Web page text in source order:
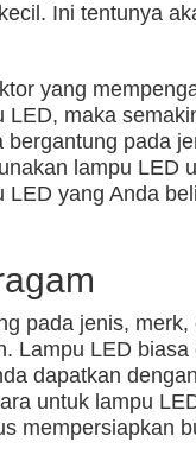
Ini tentunya
yang
LED, maka
pada
lampu LED
yang Anda
pada jenis,
Lampu LED biasa
dapatkan
untuk lampu
mempersiapkan